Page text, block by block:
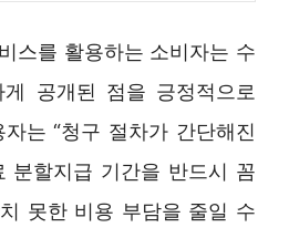
스를 활용하는 소비자는 수
공개된 점을 긍정적으로
는 “청구 절차가 간단해진
분할지급 기간을 반드시 꼼
못한 비용 부담을 줄일 수